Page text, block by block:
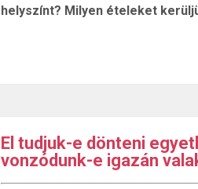
helyszínt? Milyen ételeket
El tudjuk-e dönteni
vonzódunk-e igazán